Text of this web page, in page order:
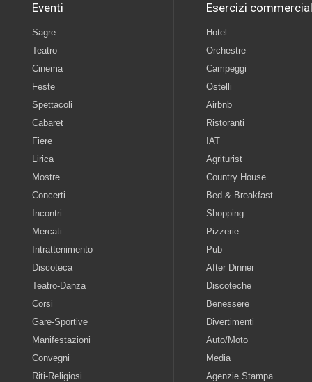
Eventi
Sagre
Teatro
Cinema
Feste
Spettacoli
Cabaret
Fiere
Lirica
Mostre
Concerti
Incontri
Mercati
Intrattenimento
Discoteca
Teatro-Danza
Corsi
Gare-Sportive
Manifestazioni
Convegni
Riti-Religiosi
Esercizi
Hotel
Orchestre
Campeggi
Ostelli
Airbnb
Ristoranti
IAT
Agriturist
Country House
Bed & Breakfast
Shopping
Pizzerie
Pub
After Dinner
Discoteche
Benessere
Divertimenti
Auto/Moto
Media
Agenzie Stampa